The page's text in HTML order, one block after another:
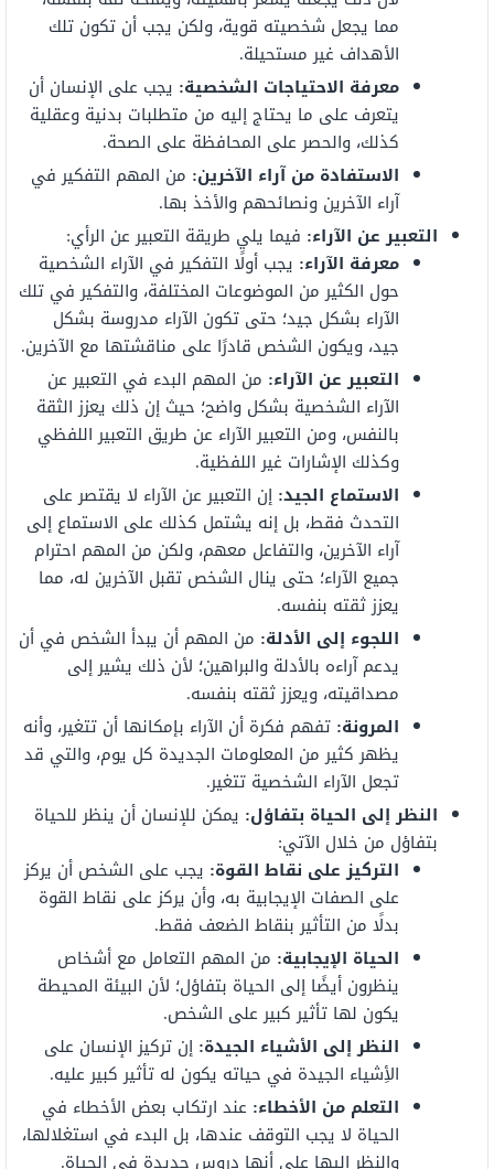
مما يجعل شخصيته قوية، ولكن يجب أن تكون تلك
الأهداف غير مستحيلة.
معرفة الاحتياجات الشخصية: يجب على الإنسان أن
يتعرف على ما يحتاج إليه من متطلبات بدنية وعقلية
كذلك، والحصر على المحافظة على الصحة.
الاستفادة من آراء الآخرين: من المهم التفكير في
آراء الآخرين ونصائحهم والأخذ بها.
التعبير عن الآراء: فيما يلي طريقة التعبير عن الرأي:
معرفة الآراء: يجب أولًا التفكير في الآراء الشخصية
حول الكثير من الموضوعات المختلفة، والتفكير في تلك
الآراء بشكل جيد؛ حتى تكون الآراء مدروسة بشكل
جيد، ويكون الشخص قادرًا على مناقشتها مع الآخرين.
التعبير عن الآراء: من المهم البدء في التعبير عن
الآراء الشخصية بشكل واضح؛ حيث إن ذلك يعزز الثقة
بالنفس، ومن التعبير الآراء عن طريق التعبير اللفظي
وكذلك الإشارات غير اللفظية.
الاستماع الجيد: إن التعبير عن الآراء لا يقتصر على
التحدث فقط، بل إنه يشتمل كذلك على الاستماع إلى
آراء الآخرين، والتفاعل معهم، ولكن من المهم احترام
جميع الآراء؛ حتى ينال الشخص تقبل الآخرين له، مما
يعزز ثقته بنفسه.
اللجوء إلى الأدلة: من المهم أن يبدأ الشخص في أن
يدعم آراءه بالأدلة والبراهين؛ لأن ذلك يشير إلى
مصداقيته، ويعزز ثقته بنفسه.
المرونة: تفهم فكرة أن الآراء بإمكانها أن تتغير، وأنه
يظهر كثير من المعلومات الجديدة كل يوم، والتي قد
تجعل الآراء الشخصية تتغير.
النظر إلى الحياة بتفاؤل: يمكن للإنسان أن ينظر للحياة
بتفاؤل من خلال الآتي:
التركيز على نقاط القوة: يجب على الشخص أن يركز
على الصفات الإيجابية به، وأن يركز على نقاط القوة
بدلًا من التأثير بنقاط الضعف فقط.
الحياة الإيجابية: من المهم التعامل مع أشخاص
ينظرون أيضًا إلى الحياة بتفاؤل؛ لأن البيئة المحيطة
يكون لها تأثير كبير على الشخص.
النظر إلى الأشياء الجيدة: إن تركيز الإنسان على
الأِشياء الجيدة في حياته يكون له تأثير كبير عليه.
التعلم من الأخطاء: عند ارتكاب بعض الأخطاء في
الحياة لا يجب التوقف عندها، بل البدء في استغلالها،
والنظر إليها على أنها دروس جديدة في الحياة.